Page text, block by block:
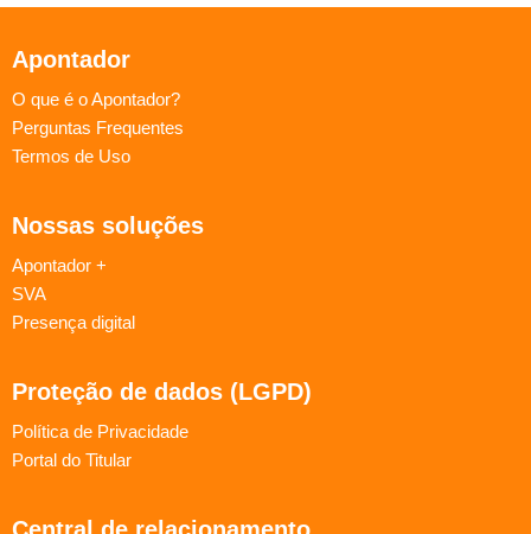
Apontador
O que é o Apontador?
Perguntas Frequentes
Termos de Uso
Nossas soluções
Apontador +
SVA
Presença digital
Proteção de dados (LGPD)
Política de Privacidade
Portal do Titular